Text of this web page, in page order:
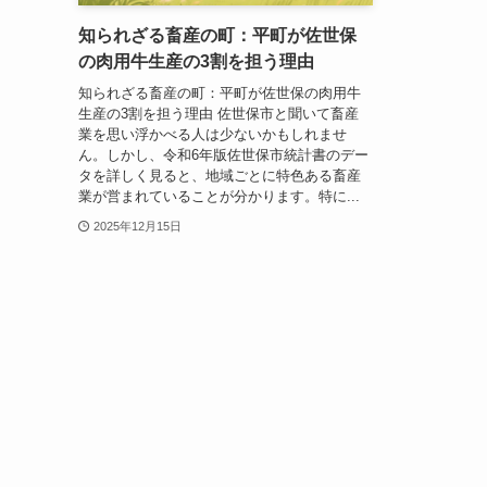
知られざる畜産の町：平町が佐世保
の肉用牛生産の3割を担う理由
知られざる畜産の町：平町が佐世保の肉用牛
生産の3割を担う理由 佐世保市と聞いて畜産
業を思い浮かべる人は少ないかもしれませ
ん。しかし、令和6年版佐世保市統計書のデー
タを詳しく見ると、地域ごとに特色ある畜産
業が営まれていることが分かります。特に...
2025年12月15日